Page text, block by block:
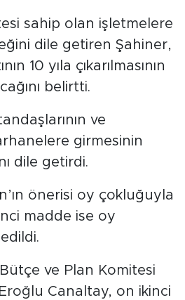
sahip olan işletmelere
dile getiren Şahiner,
10 yıla çıkarılmasının
belirtti.
ve
girmesinin
dile getirdi.
önerisi oy çokluğuyla
madde ise oy
ve Plan Komitesi
Canaltay, on ikinci